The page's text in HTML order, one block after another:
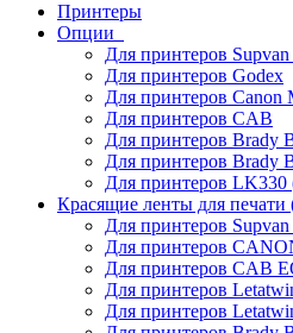
Принтеры
Опции
Для принтеров
Для принтеров Godex
Для принтеров Canon
Для принтеров CAB
Для принтеров Brady
Для принтеров Brady
Для принтеров
Красящие ленты для
Для принтеров
Для принтеров
Для принтеров CAB
Для принтеров
Для принтеров